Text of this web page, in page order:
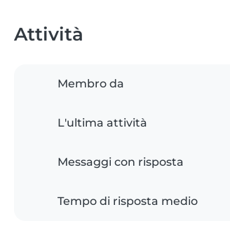
Attività
Membro da
L'ultima attività
Messaggi con risposta
Tempo di risposta medio